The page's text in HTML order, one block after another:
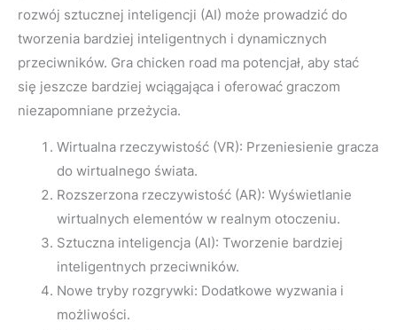
rozwój sztucznej inteligencji (AI) może prowadzić do
tworzenia bardziej inteligentnych i dynamicznych
przeciwników. Gra chicken road ma potencjał, aby stać
się jeszcze bardziej wciągająca i oferować graczom
niezapomniane przeżycia.
Wirtualna rzeczywistość (VR): Przeniesienie gracza
do wirtualnego świata.
Rozszerzona rzeczywistość (AR): Wyświetlanie
wirtualnych elementów w realnym otoczeniu.
Sztuczna inteligencja (AI): Tworzenie bardziej
inteligentnych przeciwników.
Nowe tryby rozgrywki: Dodatkowe wyzwania i
możliwości.